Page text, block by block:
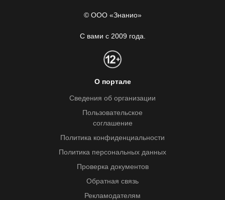
© ООО «Знанио»
С вами с 2009 года.
О портале
Сведения об организации
Пользовательское
соглашение
Политика конфиденциальности
Политика персональных данных
Проверка документов
Обратная связь
Рекламодателям